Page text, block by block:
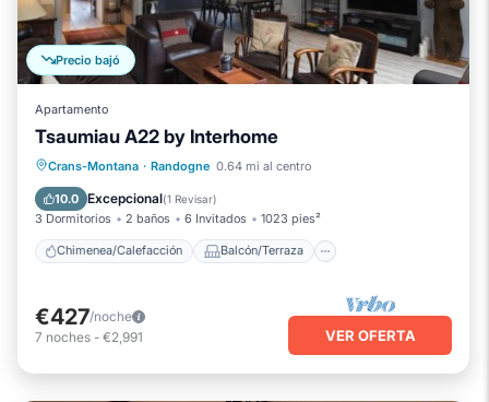
Precio bajó
Apartamento
Tsaumiau A22 by Interhome
Crans-Montana · Randogne 0.64 mi al centro
10.0 Excepcional(1 Revisar)
3 Dormitorios 2 baños 6 Invitados 1023 pies²
Chimenea/Calefacción Balcón/Terraza
Chimenea/Calefacción
Balcón/Terraza
Cocina
Aparcamiento
€427/noche
7 noches - €2,991 VER OFERTA